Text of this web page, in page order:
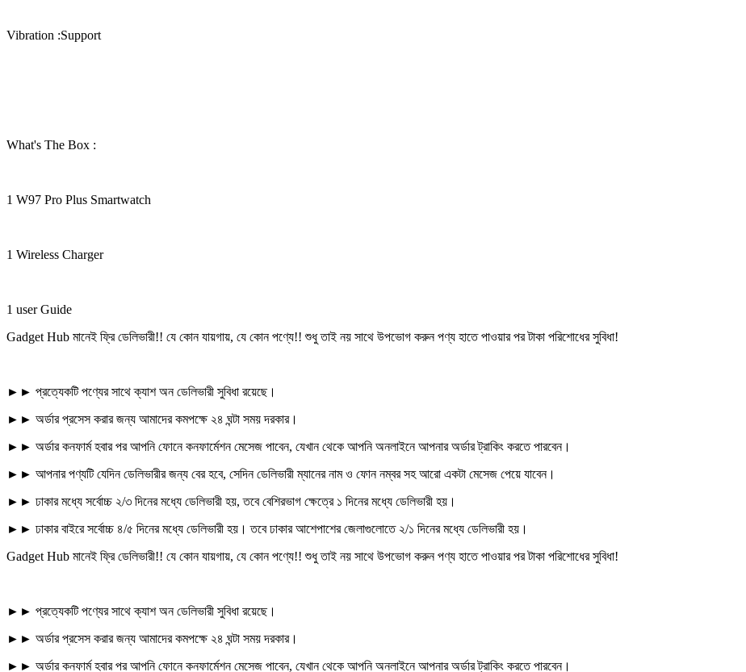
Vibration :Support
What's The Box :
1 W97 Pro Plus Smartwatch
1 Wireless Charger
1 user Guide
Gadget Hub মানেই ফ্রি ডেলিভারী!! যে কোন যায়গায়, যে কোন পণ্যে!! শুধু তাই নয় সাথে উপভোগ করুন পণ্য হাতে পাওয়ার পর টাকা পরিশোধের সুবিধা!
►► প্রত্যেকটি পণ্যের সাথে ক্যাশ অন ডেলিভারী সুবিধা রয়েছে।
►► অর্ডার প্রসেস করার জন্য আমাদের কমপক্ষে ২৪ ঘন্টা সময় দরকার।
►► অর্ডার কনফার্ম হবার পর আপনি ফোনে কনফার্মেশন মেসেজ পাবেন, যেখান থেকে আপনি অনলাইনে আপনার অর্ডার ট্রাকিং করতে পারবেন।
►► আপনার পণ্যটি যেদিন ডেলিভারীর জন্য বের হবে, সেদিন ডেলিভারী ম্যানের নাম ও ফোন নম্বর সহ আরো একটা মেসেজ পেয়ে যাবেন।
►► ঢাকার মধ্যে সর্বোচ্চ ২/৩ দিনের মধ্যে ডেলিভারী হয়, তবে বেশিরভাগ ক্ষেত্রে ১ দিনের মধ্যে ডেলিভারী হয়।
►► ঢাকার বাইরে সর্বোচ্চ ৪/৫ দিনের মধ্যে ডেলিভারী হয়। তবে ঢাকার আশেপাশের জেলাগুলোতে ২/১ দিনের মধ্যে ডেলিভারী হয়।
Gadget Hub মানেই ফ্রি ডেলিভারী!! যে কোন যায়গায়, যে কোন পণ্যে!! শুধু তাই নয় সাথে উপভোগ করুন পণ্য হাতে পাওয়ার পর টাকা পরিশোধের সুবিধা!
►► প্রত্যেকটি পণ্যের সাথে ক্যাশ অন ডেলিভারী সুবিধা রয়েছে।
►► অর্ডার প্রসেস করার জন্য আমাদের কমপক্ষে ২৪ ঘন্টা সময় দরকার।
►► অর্ডার কনফার্ম হবার পর আপনি ফোনে কনফার্মেশন মেসেজ পাবেন, যেখান থেকে আপনি অনলাইনে আপনার অর্ডার ট্রাকিং করতে পারবেন।